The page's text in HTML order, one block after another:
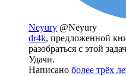
Neyury @Neyury
dr4k, предложенной
разобраться с этой
Удачи.
Написано более трёх